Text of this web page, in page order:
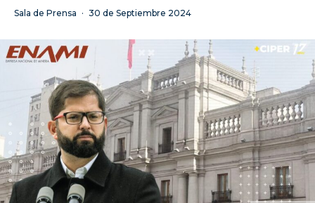
Sala de Prensa · 30 de Septiembre 2024